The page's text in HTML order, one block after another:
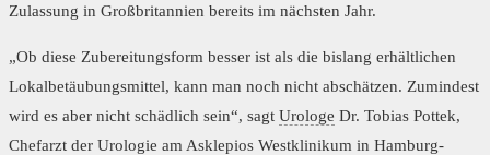
Zulassung in Großbritannien bereits im nächsten Jahr.
„Ob diese Zubereitungsform besser ist als die bislang erhältlichen
Lokalbetäubungsmittel, kann man noch nicht abschätzen. Zumindest
wird es aber nicht schädlich sein“, sagt Urologe Dr. Tobias Pottek,
Chefarzt der Urologie am Asklepios Westklinikum in Hamburg-